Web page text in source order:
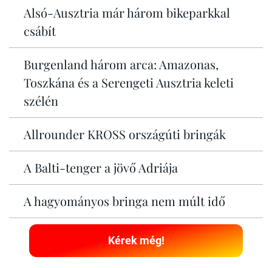
Alsó-Ausztria már három bikeparkkal
csábít
Burgenland három arca: Amazonas,
Toszkána és a Serengeti Ausztria keleti
szélén
Allrounder KROSS országúti bringák
A Balti-tenger a jövő Adriája
A hagyományos bringa nem múlt idő
Kérek még!